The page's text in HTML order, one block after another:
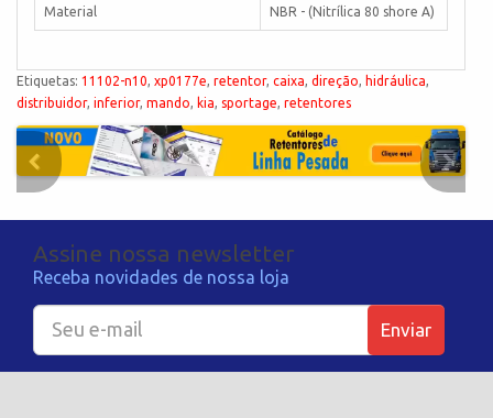
Material NBR - (Nitrílica 80 shore A)
Etiquetas: 11102-n10, xp0177e, retentor, caixa, direção, hidráulica,
distribuidor, inferior, mando, kia, sportage, retentores
Assine nossa newsletter
Receba novidades de nossa loja
Enviar